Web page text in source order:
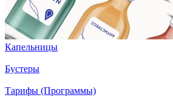
Капельницы
Бустеры
Тарифы (Программы)